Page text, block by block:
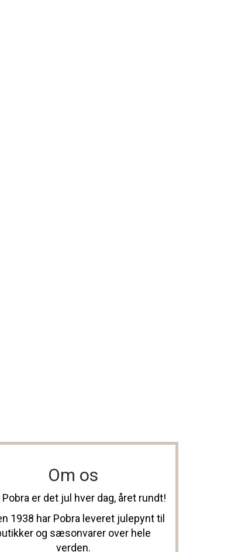
Om os
er det jul hver dag, året rundt!
1938 har Pobra leveret julepynt til
og sæsonvarer over hele
verden.